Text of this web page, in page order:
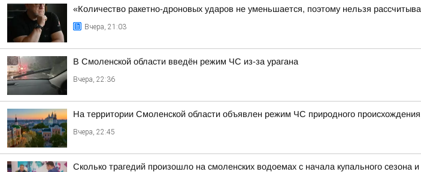
«Количество ракетно-дроновых ударов не уменьшается, поэтому нельзя
Вчера, 21:03
В Смоленской области введён режим ЧС из-за урагана
Вчера, 22:36
На территории Смоленской области объявлен режим ЧС природного
Вчера, 22:45
Сколько трагедий произошло на смоленских водоемах с начала купального